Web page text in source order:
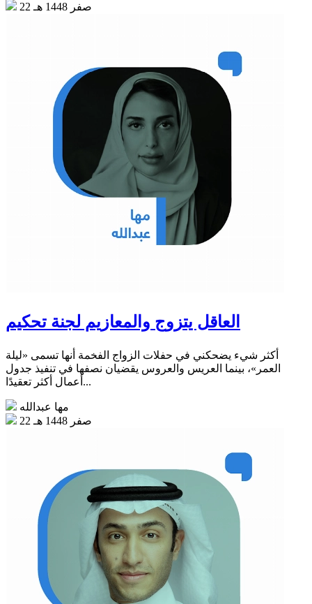
22 صفر 1448 هـ
العاقل يتزوج والمعازيم لجنة تحكيم
أكثر شيء يضحكني في حفلات الزواج الفخمة أنها تسمى «ليلة
العمر»، بينما العريس والعروس يقضيان نصفها في تنفيذ جدول
أعمال أكثر تعقيدًا...
مها عبدالله
22 صفر 1448 هـ